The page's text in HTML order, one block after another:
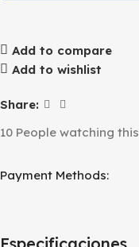
Add to compare
Add to wishlist
Share:
10 People watching
Payment Methods: